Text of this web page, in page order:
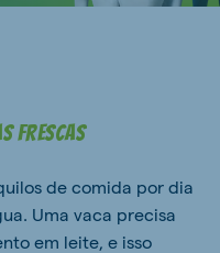
frescas
de comida por dia
Uma vaca precisa
em leite, e isso